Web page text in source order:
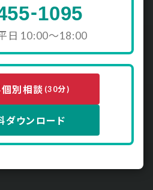
-1095
日 10:00〜18:00
別相談 (30分)
ダウンロード